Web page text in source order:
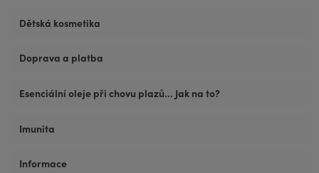
Dětská kosmetika
Doprava a platba
Esenciální oleje při chovu plazů… Jak na to?
Imunita
Informace